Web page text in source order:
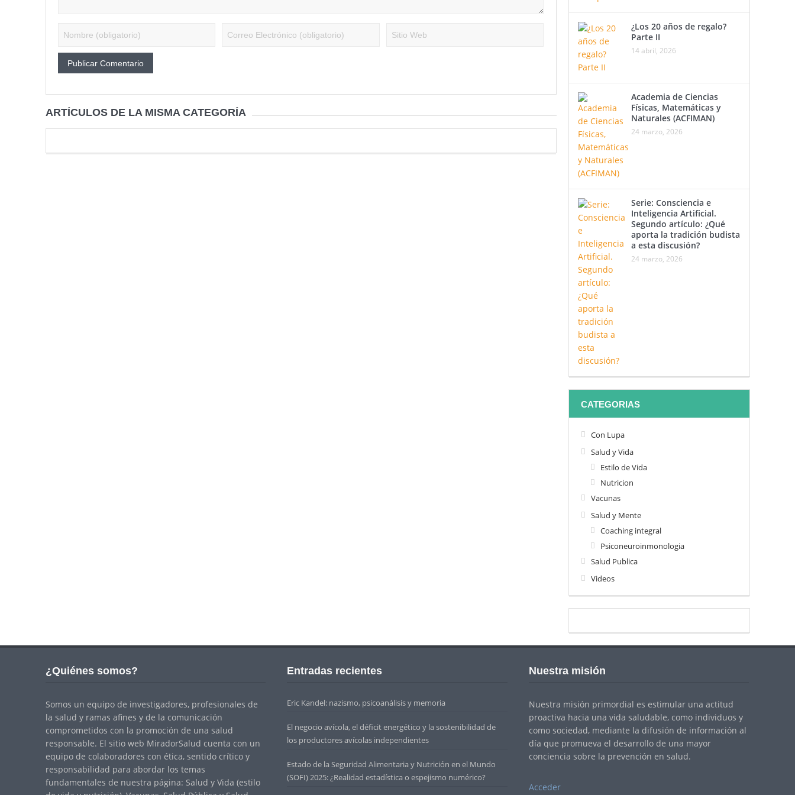
ARTÍCULOS DE LA MISMA CATEGORÍA
¿Los 20 años de regalo?
Parte II
14 abril, 2026
Academia de Ciencias
Físicas, Matemáticas y
Naturales (ACFIMAN)
24 marzo, 2026
Serie: Consciencia e
Inteligencia Artificial.
Segundo artículo: ¿Qué
aporta la tradición budista
a esta discusión?
24 marzo, 2026
CATEGORIAS
Con Lupa
Salud y Vida
Estilo de Vida
Nutricion
Vacunas
Salud y Mente
Coaching integral
Psiconeuroinmonologia
Salud Publica
Videos
¿Quiénes somos?
Somos un equipo de investigadores, profesionales de
la salud y ramas afines y de la comunicación
comprometidos con la promoción de una salud
responsable. El sitio web MiradorSalud cuenta con un
equipo de colaboradores con ética, sentido crítico y
responsabilidad para abordar los temas
fundamentales de nuestra página: Salud y Vida (estilo
Entradas recientes
Eric Kandel: nazismo, psicoanálisis y memoria
El negocio avícola, el déficit energético y la sostenibilidad de
los productores avícolas independientes
Estado de la Seguridad Alimentaria y Nutrición en el Mundo
(SOFI) 2025: ¿Realidad estadística o espejismo numérico?
Nuestra misión
Nuestra misión primordial es estimular una actitud
proactiva hacia una vida saludable, como individuos y
como sociedad, mediante la difusión de información al
día que promueva el desarrollo de una mayor
conciencia sobre la prevención en salud.
Acceder